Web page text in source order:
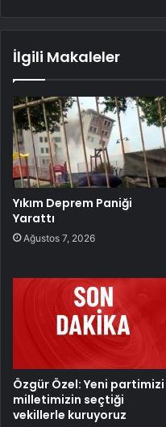
İlgili Makaleler
Yıkım Deprem Paniği
Yarattı
Ağustos 7, 2026
Özgür Özel: Yeni partimizi
milletimizin seçtiği
vekillerle kuruyoruz